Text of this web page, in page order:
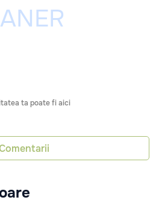
ta poate fi aici